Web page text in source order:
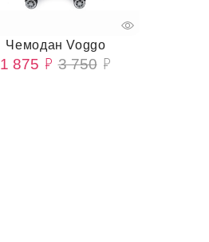
Чемодан Voggo
1 875 3 750